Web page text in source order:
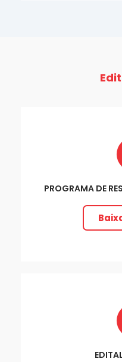
PROGRAMA DE